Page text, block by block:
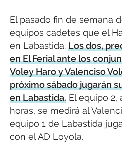
El pasado fin de semana
equipos cadetes que el
en Labastida. Los dos,
en El Ferial ante los
Voley Haro y Valenciso
próximo sábado jugarán
en Labastida. El equipo 2,
horas, se medirá al
equipo 1 de Labastida
con el AD Loyola.